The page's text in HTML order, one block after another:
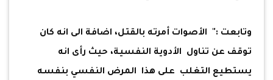
وتابعت :" الأصوات أمرته بالقتل، اضافة الى انه كان
توقف عن تناول الأدوية النفسية، حيث رأى انه
يستطيع التغلب على هذا المرض النفسي بنفسه